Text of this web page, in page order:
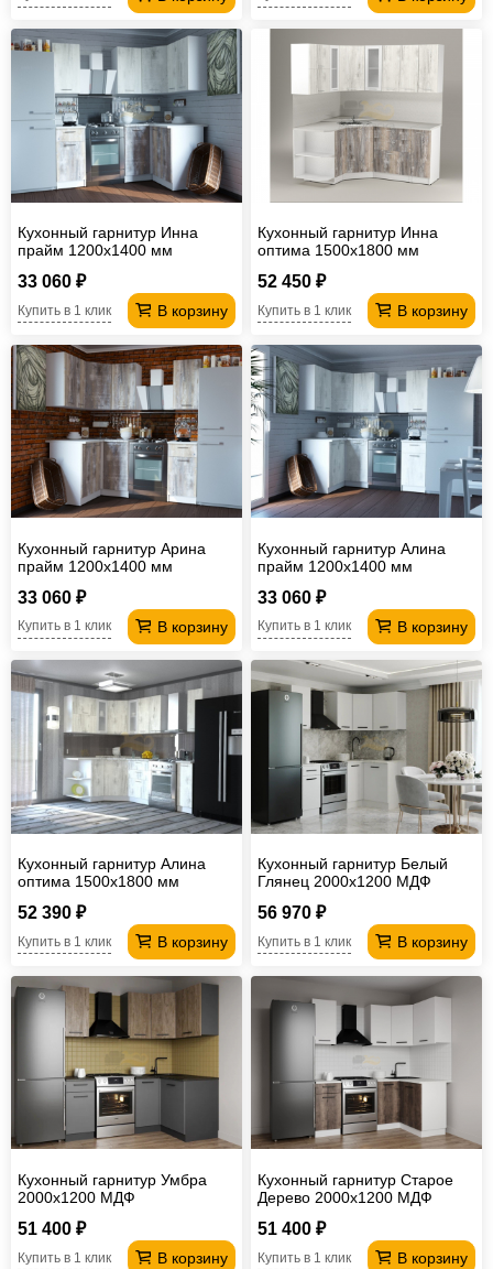
Кухонный гарнитур Инна
прайм 1200х1400 мм
33 060 ₽
В корзину
Купить в 1 клик
Кухонный гарнитур Инна
оптима 1500х1800 мм
52 450 ₽
В корзину
Купить в 1 клик
Кухонный гарнитур Арина
прайм 1200х1400 мм
33 060 ₽
В корзину
Купить в 1 клик
Кухонный гарнитур Алина
прайм 1200х1400 мм
33 060 ₽
В корзину
Купить в 1 клик
Кухонный гарнитур Алина
оптима 1500х1800 мм
52 390 ₽
В корзину
Купить в 1 клик
Кухонный гарнитур Белый
Глянец 2000х1200 МДФ
56 970 ₽
В корзину
Купить в 1 клик
Кухонный гарнитур Умбра
2000х1200 МДФ
51 400 ₽
В корзину
Купить в 1 клик
Кухонный гарнитур Старое
Дерево 2000х1200 МДФ
51 400 ₽
В корзину
Купить в 1 клик